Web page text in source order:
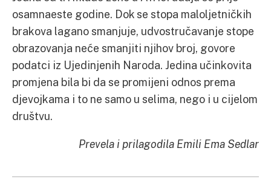
osamnaeste godine. Dok se stopa maloljetničkih
brakova lagano smanjuje, udvostručavanje stope
obrazovanja neće smanjiti njihov broj, govore
podatci iz Ujedinjenih Naroda. Jedina učinkovita
promjena bila bi da se promijeni odnos prema
djevojkama i to ne samo u selima, nego i u cijelom
društvu.
Prevela i prilagodila Emili Ema Sedlar